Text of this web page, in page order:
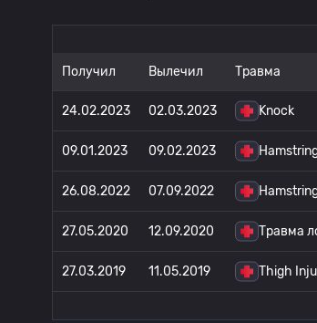
Получил Вылечил Травма
24.02.2023 02.03.2023 Knock
09.01.2023 09.02.2023
26.08.2022 07.09.2022
27.05.2020 12.09.2020 Травма
27.03.2019 11.05.2019 Thigh